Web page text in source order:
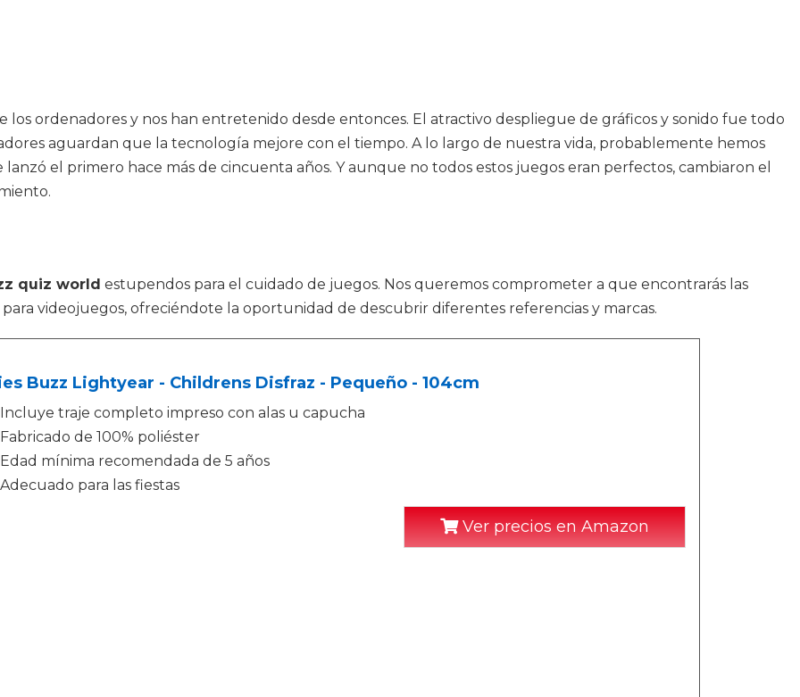
ordenadores y nos han entretenido desde entonces. El atractivo despliegue de gráficos y sonido fue todo
aguardan que la tecnología mejore con el tiempo. A lo largo de nuestra vida, probablemente hemos
el primero hace más de cincuenta años. Y aunque no todos estos juegos eran perfectos, cambiaron el
quiz world estupendos para el cuidado de juegos. Nos queremos comprometer a que encontrarás las
videojuegos, ofreciéndote la oportunidad de descubrir diferentes referencias y marcas.
Buzz Lightyear - Childrens Disfraz - Pequeño - 104cm
Incluye traje completo impreso con alas u capucha
Fabricado de 100% poliéster
Edad mínima recomendada de 5 años
Adecuado para las fiestas
Ver precios en Amazon